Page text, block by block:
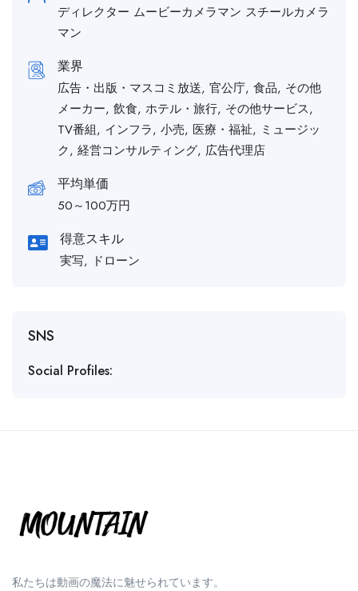
ディレクター ムービーカメラマン スチールカメラ
マン
業界
広告・出版・マスコミ放送, 官公庁, 食品, その他
メーカー, 飲食, ホテル・旅行, その他サービス,
TV番組, インフラ, 小売, 医療・福祉, ミュージッ
ク, 経営コンサルティング, 広告代理店
平均単価
50～100万円
得意スキル
実写, ドローン
SNS
Social Profiles:
私たちは動画の魔法に魅せられています。